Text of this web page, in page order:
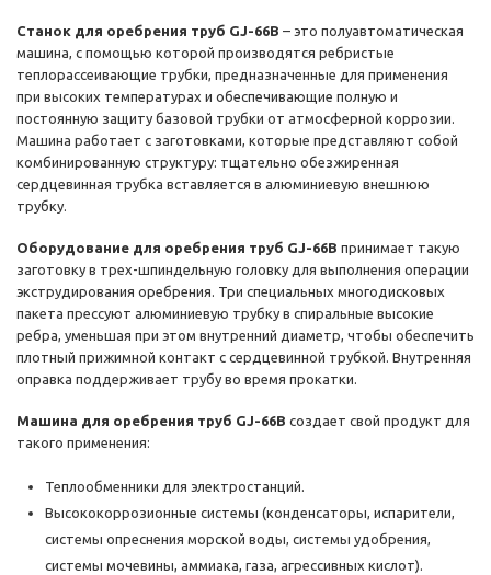
Станок для оребрения труб GJ-66B – это полуавтоматическая
машина, с помощью которой производятся ребристые
теплорассеивающие трубки, предназначенные для применения
при высоких температурах и обеспечивающие полную и
постоянную защиту базовой трубки от атмосферной коррозии.
Машина работает с заготовками, которые представляют собой
комбинированную структуру: тщательно обезжиренная
сердцевинная трубка вставляется в алюминиевую внешнюю
трубку.
Оборудование для оребрения труб GJ-66B принимает такую
заготовку в трех-шпиндельную головку для выполнения операции
экструдирования оребрения. Три специальных многодисковых
пакета прессуют алюминиевую трубку в спиральные высокие
ребра, уменьшая при этом внутренний диаметр, чтобы обеспечить
плотный прижимной контакт с сердцевинной трубкой. Внутренняя
оправка поддерживает трубу во время прокатки.
Машина для оребрения труб GJ-66B создает свой продукт для
такого применения:
Теплообменники для электростанций.
Высококоррозионные системы (конденсаторы, испарители,
системы опреснения морской воды, системы удобрения,
системы мочевины, аммиака, газа, агрессивных кислот).